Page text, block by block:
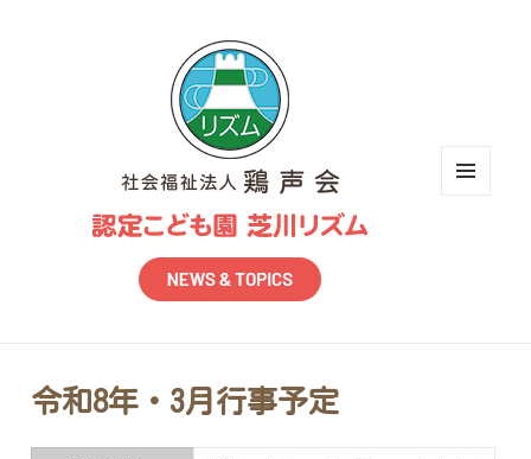
令和8年・3月行事予定